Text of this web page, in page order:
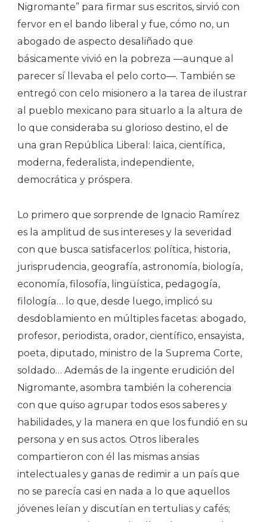
Nigromante” para firmar sus escritos, sirvió con
fervor en el bando liberal y fue, cómo no, un
abogado de aspecto desaliñado que
básicamente vivió en la pobreza —aunque al
parecer sí llevaba el pelo corto—. También se
entregó con celo misionero a la tarea de ilustrar
al pueblo mexicano para situarlo a la altura de
lo que consideraba su glorioso destino, el de
una gran República Liberal: laica, científica,
moderna, federalista, independiente,
democrática y próspera.
Lo primero que sorprende de Ignacio Ramírez
es la amplitud de sus intereses y la severidad
con que busca satisfacerlos: política, historia,
jurisprudencia, geografía, astronomía, biología,
economía, filosofía, lingüística, pedagogía,
filología… lo que, desde luego, implicó su
desdoblamiento en múltiples facetas: abogado,
profesor, periodista, orador, científico, ensayista,
poeta, diputado, ministro de la Suprema Corte,
soldado… Además de la ingente erudición del
Nigromante, asombra también la coherencia
con que quiso agrupar todos esos saberes y
habilidades, y la manera en que los fundió en su
persona y en sus actos. Otros liberales
compartieron con él las mismas ansias
intelectuales y ganas de redimir a un país que
no se parecía casi en nada a lo que aquellos
jóvenes leían y discutían en tertulias y cafés;